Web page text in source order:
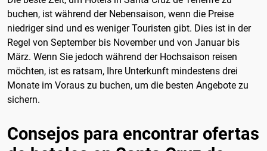
buchen, ist während der Nebensaison, wenn die Preise
niedriger sind und es weniger Touristen gibt. Dies ist in der
Regel von September bis November und von Januar bis
März. Wenn Sie jedoch während der Hochsaison reisen
möchten, ist es ratsam, Ihre Unterkunft mindestens drei
Monate im Voraus zu buchen, um die besten Angebote zu
sichern.
Consejos para encontrar ofertas